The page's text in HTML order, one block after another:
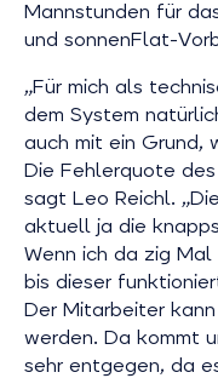
Mannstunden für
und sonnenFlat-
„Für mich als
dem System
auch mit ein Grund,
Die Fehlerquote
sagt Leo Reichl.
aktuell ja die
Wenn ich da zig
bis dieser
Der Mitarbeiter
werden. Da kommt
sehr entgegen, da